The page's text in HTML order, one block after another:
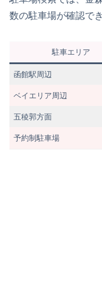
数の駐車場が確認で
駐車エリア
函館駅周辺
ベイエリア周辺
五稜郭方面
予約制駐車場